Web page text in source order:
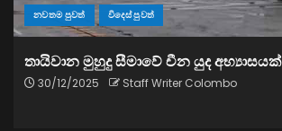
නවතම පුවත් විදෙස් පුවත්
තායිවාන මුහුදු සීමාවේ චීන යුද අභ්‍යාසයක්
30/12/2025 Staff Writer Colombo